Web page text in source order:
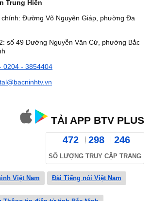
Trung Hiền
chính: Đường Võ Nguyên Giáp, phường Đa
Đường Nguyễn Văn Cừ, phường Bắc
0204 - 3854404
TẢI APP BTV PLUS
472 298 246
SỐ LƯỢNG TRUY CẬP TRANG
Việt Nam Đài Tiếng nói Việt Nam